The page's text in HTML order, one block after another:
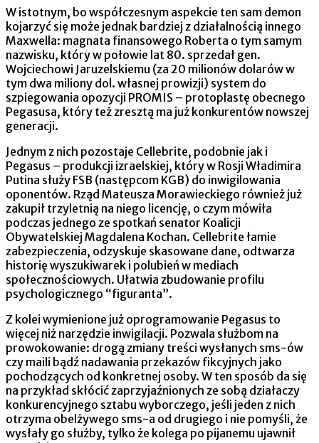
W istotnym, bo współczesnym aspekcie ten sam demon
kojarzyć się może jednak bardziej z działalnością innego
Maxwella: magnata finansowego Roberta o tym samym
nazwisku, który w połowie lat 80. sprzedał gen.
Wojciechowi Jaruzelskiemu (za 20 milionów dolarów w
tym dwa miliony dol. własnej prowizji) system do
szpiegowania opozycji PROMIS – protoplastę obecnego
Pegasusa, który też zresztą ma już konkurentów nowszej
generacji.
Jednym z nich pozostaje Cellebrite, podobnie jak i
Pegasus – produkcji izraelskiej, który w Rosji Władimira
Putina służy FSB (następcom KGB) do inwigilowania
oponentów. Rząd Mateusza Morawieckiego również już
zakupił trzyletnią na niego licencję, o czym mówiła
podczas jednego ze spotkań senator Koalicji
Obywatelskiej Magdalena Kochan. Cellebrite łamie
zabezpieczenia, odzyskuje skasowane dane, odtwarza
historię wyszukiwarek i polubień w mediach
społecznościowych. Ułatwia zbudowanie profilu
psychologicznego “figuranta”.
Z kolei wymienione już oprogramowanie Pegasus to
więcej niż narzędzie inwigilacji. Pozwala służbom na
prowokowanie: drogą zmiany treści wysłanych sms-ów
czy maili bądź nadawania przekazów fikcyjnych jako
pochodzących od konkretnej osoby. W ten sposób da się
na przykład skłócić zaprzyjaźnionych ze sobą działaczy
konkurencyjnego sztabu wyborczego, jeśli jeden z nich
otrzyma obelżywego sms-a od drugiego i nie pomyśli, że
wysłały go służby, tylko że kolega po pijanemu ujawnił